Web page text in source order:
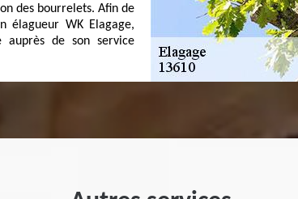
des bourrelets. Afin de
élagueur WK Elagage,
auprès de son service